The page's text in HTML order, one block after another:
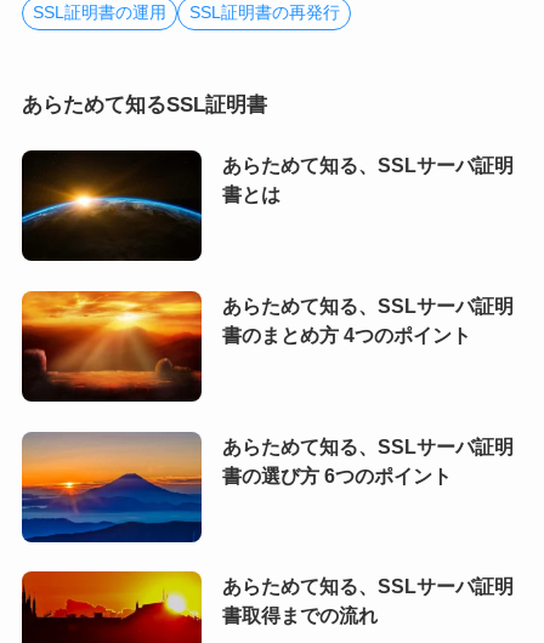
SSL証明書の運用
SSL証明書の再発行
あらためて知るSSL証明書
あらためて知る、SSLサーバ証明
書とは
あらためて知る、SSLサーバ証明
書のまとめ方 4つのポイント
あらためて知る、SSLサーバ証明
書の選び方 6つのポイント
あらためて知る、SSLサーバ証明
書取得までの流れ